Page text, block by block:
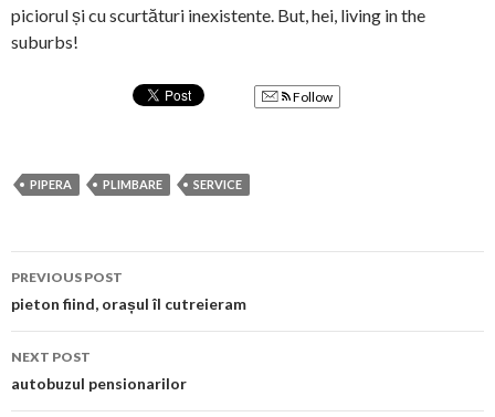
piciorul și cu scurtături inexistente. But, hei, living in the
suburbs!
Follow
PIPERA PLIMBARE SERVICE
Post
navigation
PREVIOUS POST
pieton fiind, orașul îl cutreieram
NEXT POST
autobuzul pensionarilor